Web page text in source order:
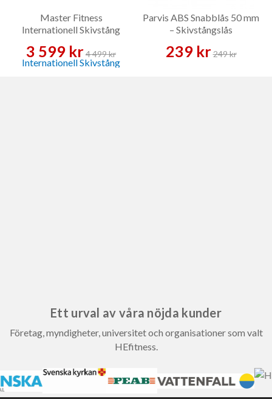
Master Fitness
Internationell Skivstång
3 599 kr4 499 kr
Parvis ABS Snabblås 50 mm
– Skivstångslås
239 kr249 kr
Ett urval av våra nöjda kunder
Företag, myndigheter, universitet och organisationer som valt
HEfitness.